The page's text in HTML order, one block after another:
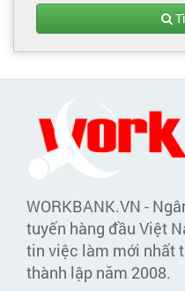
WORKBANK.VN -
tuyến hàng đầu Việt
tin việc làm mới nhất
thành lập năm 2008.